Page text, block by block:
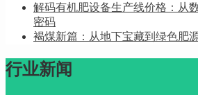
解码有机肥设备生产线价格：从
密码
褐煤新篇：从地下宝藏到绿色肥
行业新闻